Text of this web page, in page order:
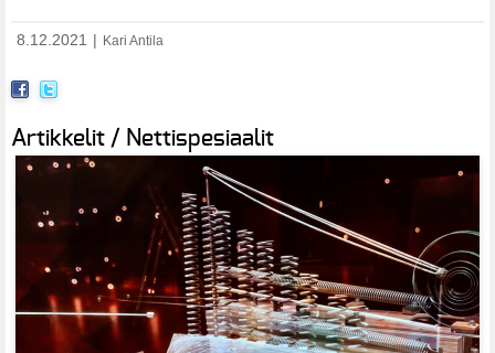
8.12.2021 Kari Antila
Artikkelit / Nettispesiaalit